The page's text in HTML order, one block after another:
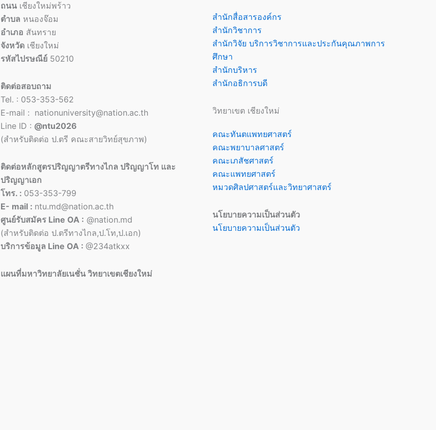
ถนนเชียงใหม่พร้าว
ตำบล หนองจ๊อม
อำเภอ สันทราย
จังหวัดเชียงใหม่
รหัสไปรษณีย์50210
ติดต่อสอบถาม
Tel. : 053-353-562
E-mail : nationuniversity@nation.ac.th
Line ID : @ntu2026
(สำหรับติดต่อ ป.ตรี คณะสายวิทย์สุขภาพ)
ติดต่อหลักสูตรปริญญาตรีทางไกล ปริญญาโท และ
ปริญญาเอก
โทร. : 053-353-799
E- mail : ntu.md@nation.ac.th
ศูนย์รับสมัคร Line OA : @nation.md
(สำหรับติดต่อ ป.ตรีทางไกล,ป.โท,ป.เอก)
บริการข้อมูล Line OA : @234atkxx
แผนที่มหาวิทยาลัยเนชั่น วิทยาเขตเชียงใหม่
สำนักสื่อสารองค์กร
สำนักวิชาการ
สำนักวิจัย บริการวิชาการและประกันคุณภาพการ
ศึกษา
สำนักบริหาร
สำนักอธิการบดี
วิทยาเขต เชียงใหม่
คณะทันตแพทยศาสตร์
คณะพยาบาลศาสตร์
คณะเภสัชศาสตร์
คณะแพทยศาสตร์
หมวดศิลปศาสตร์และวิทยาศาสตร์
นโยบายความเป็นส่วนตัว
นโยบายความเป็นส่วนตัว